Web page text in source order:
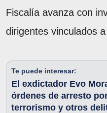
Fiscalía avanza con
dirigentes vinculados
Te puede interesar:
El exdictador Evo
órdenes de arresto
terrorismo y otros